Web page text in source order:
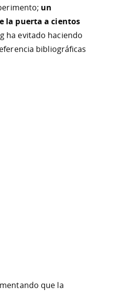
un
la puerta a cientos
ha evitado haciendo
bibliográficas
que la